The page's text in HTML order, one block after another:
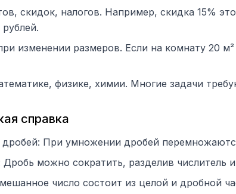
скидок, налогов. Например, скидка 15%
изменении размеров. Если на комнату 20
физике, химии. Многие задачи
справка
При умножении дробей
можно сократить, разделив
число состоит из целой и дробной